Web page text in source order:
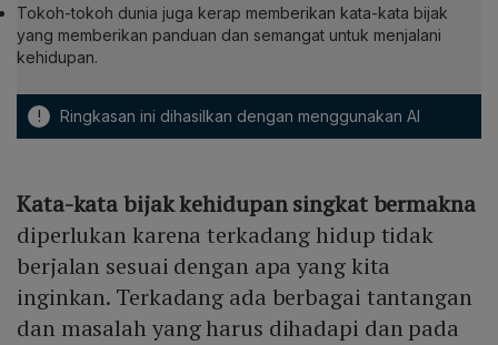
Tokoh-tokoh dunia juga kerap memberikan kata-kata bijak
yang memberikan panduan dan semangat untuk menjalani
kehidupan.
! Ringkasan ini dihasilkan dengan menggunakan AI
Kata-kata bijak kehidupan singkat bermakna
diperlukan karena terkadang hidup tidak
berjalan sesuai dengan apa yang kita
inginkan. Terkadang ada berbagai tantangan
dan masalah yang harus dihadapi dan pada